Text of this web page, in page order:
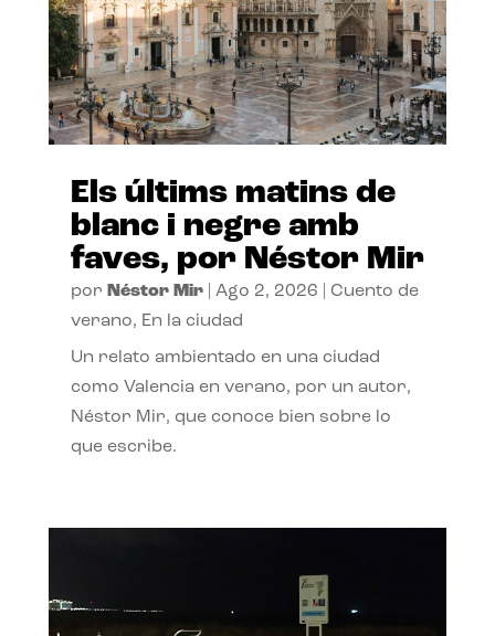
Els últims matins de
blanc i negre amb
faves, por Néstor Mir
por Néstor Mir| Ago 2, 2026
Cuento de
verano, En la ciudad
Un relato ambientado en una ciudad
como Valencia en verano, por un autor,
Néstor Mir, que conoce bien sobre lo
que escribe.